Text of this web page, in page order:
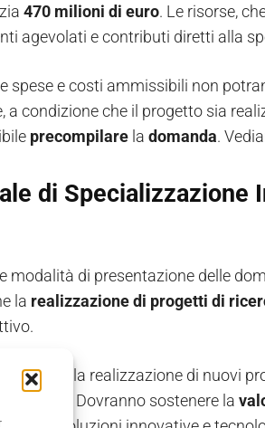
470 milioni di euro. Le risorse,
agevolati e contributi diretti alla
spese e costi ammissibili non
condizione che il progetto sia
precompilare la domanda.
di Specializzazione
modalità di presentazione delle
la realizzazione di progetti di
alla realizzazione di nuovi
esistenti. Dovranno sostenere la